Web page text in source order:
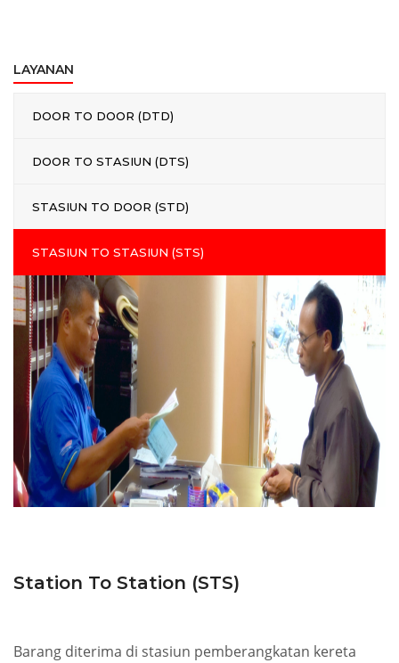
LAYANAN
DOOR TO DOOR (DTD)
DOOR TO STASIUN (DTS)
STASIUN TO DOOR (STD)
STASIUN TO STASIUN (STS)
Station To Station (STS)
Barang diterima di stasiun pemberangkatan kereta